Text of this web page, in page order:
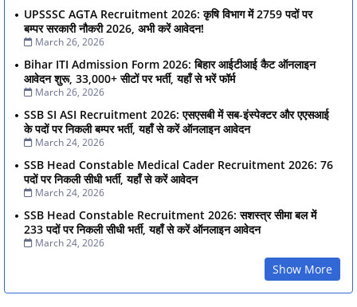
UPSSSC AGTA Recruitment 2026: कृषि विभाग में 2759 पदों पर
बम्पर सरकारी नौकरी 2026, अभी करें आवेदन!
March 26, 2026
Bihar ITI Admission Form 2026: बिहार आईटीआई कैट ऑनलाइन
आवेदन शुरू, 33,000+ सीटों पर भर्ती, यहाँ से भरें फॉर्म
March 26, 2026
SSB SI ASI Recruitment 2026: एसएसबी में सब-इंस्पेक्टर और एएसआई
के पदों पर निकली बम्पर भर्ती, यहाँ से करें ऑनलाइन आवेदन
March 24, 2026
SSB Head Constable Medical Cader Recruitment 2026: 76
पदों पर निकली सीधी भर्ती, यहाँ से करें आवेदन
March 24, 2026
SSB Head Constable Recruitment 2026: सशस्त्र सीमा बल में
233 पदों पर निकली सीधी भर्ती, यहाँ से करें ऑनलाइन आवेदन
March 24, 2026
Show More